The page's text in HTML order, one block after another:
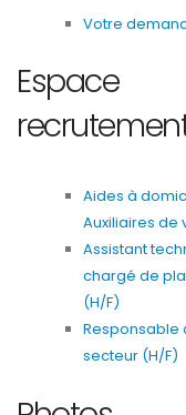
Votre
Espace
Aides à
Auxiliaires de
Assistant
chargé de
(H/F)
Responsable
secteur (H/F)